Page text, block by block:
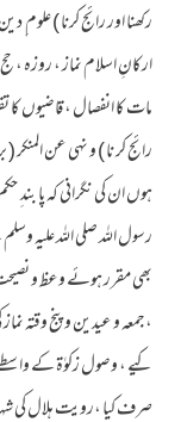
رکھنا اور رائج کرنا )
ارکانِ اسلام نماز ، روزہ ،
مات کا انفصال ، قاضیوں کا
رائج کر نا ) و نہی عن المنکر
ہوں ان کی نگرانی کہ پا بند
رسول اللہ صلی اللہ علیہ
بھی مقرر ہوئے وعظ و
،جمعہ و عیدین و پنج وقتہ
کیے ، وصول زکوٰة کے
صرف کیا ،رویت ہلال کی